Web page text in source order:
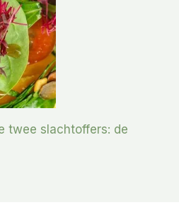
twee slachtoffers: de